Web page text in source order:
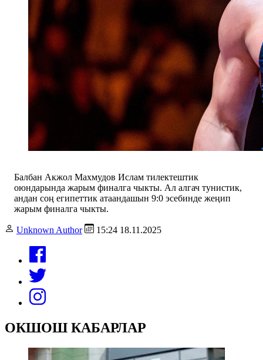
Балбан Акжол Махмудов Ислам тилектештик
оюндарында жарым финалга чыкты. Ал алгач тунистик,
андан соң египеттик атаандашын 9:0 эсебинде жеңип
жарым финалга чыкты.
Unknown Author 15:24 18.11.2025
ОКШОШ КАБАРЛАР